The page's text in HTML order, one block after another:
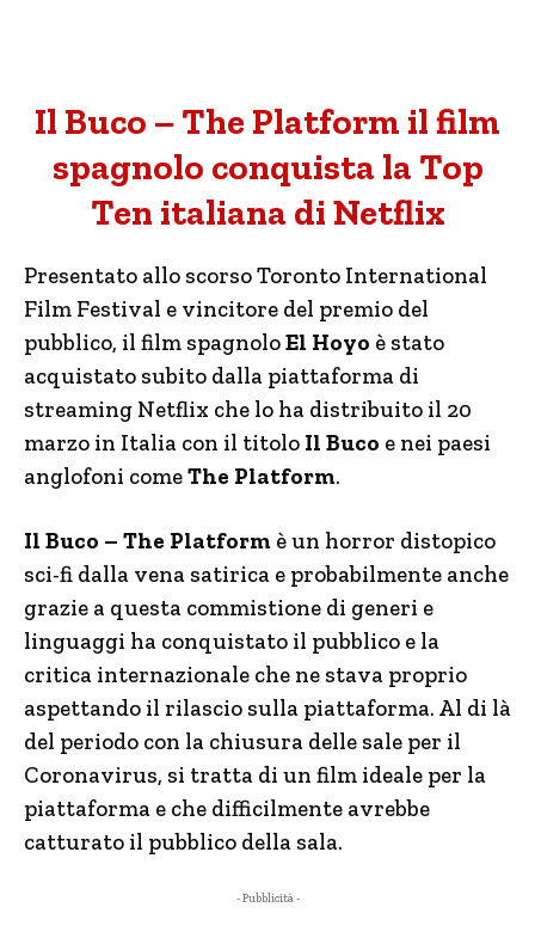
Il Buco – The Platform il film
spagnolo conquista la Top
Ten italiana di Netflix
Presentato allo scorso Toronto International
Film Festival e vincitore del premio del
pubblico, il film spagnoloEl Hoyo è stato
acquistato subito dalla piattaforma di
streaming Netflix che lo ha distribuito il 20
marzo in Italia con il titolo Il Buco e nei paesi
anglofoni comeThe Platform.
Il Buco – The Platform è un horror distopico
sci-fi dalla vena satirica e probabilmente anche
grazie a questa commistione di generi e
linguaggi ha conquistato il pubblico e la
critica internazionale che ne stava proprio
aspettando il rilascio sulla piattaforma. Al di là
del periodo con la chiusura delle sale per il
Coronavirus, si tratta di un film ideale per la
piattaforma e che difficilmente avrebbe
catturato il pubblico della sala.
- Pubblicità -